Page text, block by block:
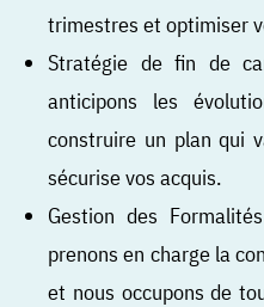
trimestres et optimiser
Stratégie de fin de
anticipons les
construire un plan qui
sécurise vos acquis.
Gestion des
prenons en charge la
et nous occupons de